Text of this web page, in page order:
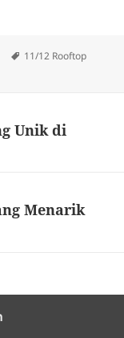
Tag
11/12 Rooftop
Unik di
Menarik